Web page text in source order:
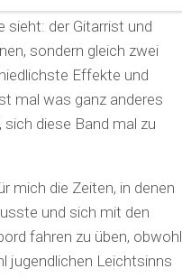
sieht: der Gitarrist und
sondern gleich zwei
Effekte und
mal was ganz anderes
sich diese Band mal zu
mich die Zeiten, in denen
und sich mit den
fahren zu üben, obwohl
jugendlichen Leichtsinns